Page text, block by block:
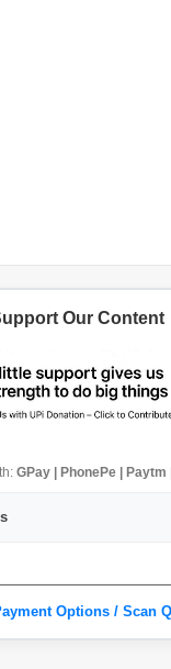
Our Content
GPay | PhonePe | Paytm
Options / Scan